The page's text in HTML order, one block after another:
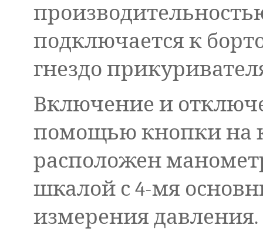
подключается к
гнездо
Включение и
помощью кнопки на
расположен
шкалой с 4-мя
измерения давления.